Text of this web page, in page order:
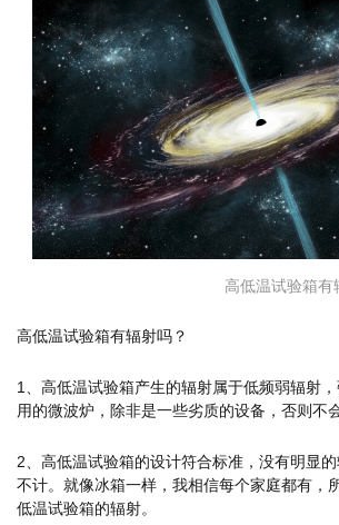
高低温试验箱有
高低温试验箱有辐射吗？
1、高低温试验箱产生的辐射属于低频弱辐射
用的微波炉，除非是一些劣质的设备，否则不
2、高低温试验箱的设计符合标准，没有明显
不计。就像冰箱一样，我相信每个家庭都有，
低温试验箱的辐射。